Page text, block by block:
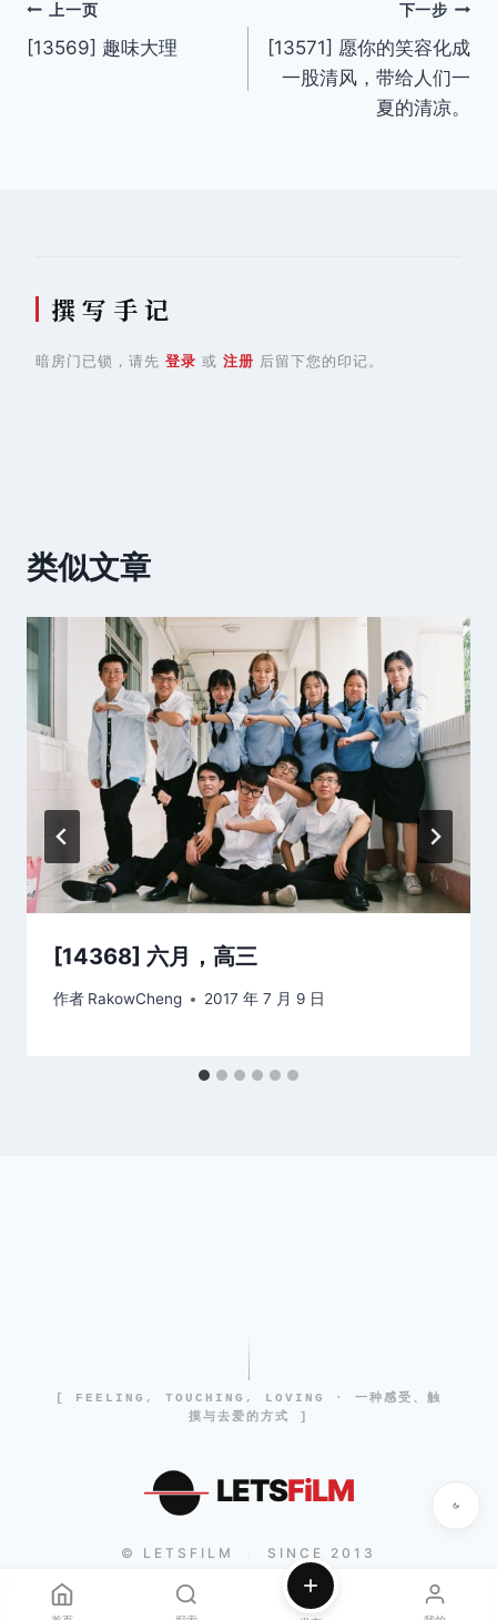
文
章
上一页
[13569] 趣味大理
下一步
[13571] 愿你的笑容化成
一股清风，带给人们一
夏的清凉。
撰 写 手 记
暗房门已锁，请先 登录 或 注册 后留下您的印记。
类似文章
[14368] 六月，高三
作者 RakowCheng 2017 年 7 月 9 日
[ FEELING, TOUCHING, LOVING · 一种感受、触
摸与去爱的方式 ]
LETSFiLM
© LETSFILM SINCE 2013